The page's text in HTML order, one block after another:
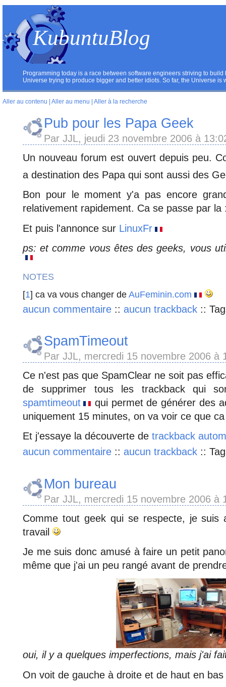
KubuntuBlog
Programming today is a race between software engineers striving to
Universe trying to produce bigger and better idiots. So far, the Universe is
Aller au contenu Aller au menu Aller à la recherche
Pub pour les Papa Geek
Par JJL, jeudi 23 novembre 2006 à
Un nouveau forum est ouvert depuis peu.
a destination des Papa qui sont aussi des
Bon pour le moment y'a pas encore
relativement rapidement. Ca se passe par
Et puis l'annonce sur LinuxFr
ps: et comme vous êtes des geeks, vous
NOTES
[1] ca va vous changer deAuFeminin.com
aucun commentaire :: aucun trackback ::
SpamTimeout
Par JJL, mercredi 15 novembre 2006 à
Ce n'est pas que SpamClear ne soit pas
de supprimer tous les trackback qui
spamtimeout
qui permet de générer des
uniquement 15 minutes, on va voir ce que
Et j'essaye la découverte de trackback
aucun commentaire :: aucun trackback ::
Mon bureau
Par JJL, mercredi 15 novembre 2006 à
Comme tout geek qui se respecte, je suis
travail
Je me suis donc amusé à faire un petit
même que j'ai un peu rangé avant de
oui, il y a quelques imperfections, mais j'ai
On voit de gauche à droite et de haut en bas